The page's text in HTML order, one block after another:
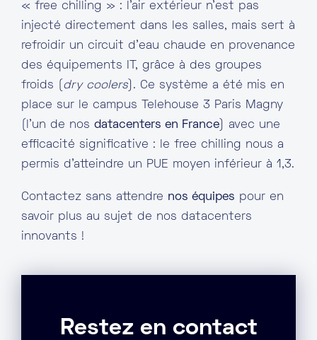
« free chilling » : l’air extérieur n’est pas
injecté directement dans les salles, mais sert à
refroidir un circuit d’eau chaude en provenance
des équipements IT, grâce à des groupes
froids ( dry coolers ). Ce système a été mis en
place sur le campus Telehouse 3 Paris Magny
(l’un de nos datacenters en France ) avec une
efficacité significative : le free chilling nous a
permis d’atteindre un PUE moyen inférieur à 1,3.
Contactez sans attendre nos équipes pour en
savoir plus au sujet de nos datacenters
innovants !
Restez en contact